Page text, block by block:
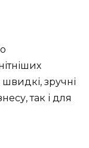
зручні
так і для